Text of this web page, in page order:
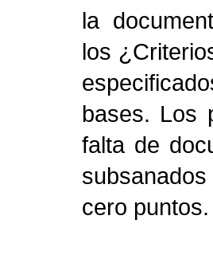
la
los
bases. Los
falta de
cero puntos.